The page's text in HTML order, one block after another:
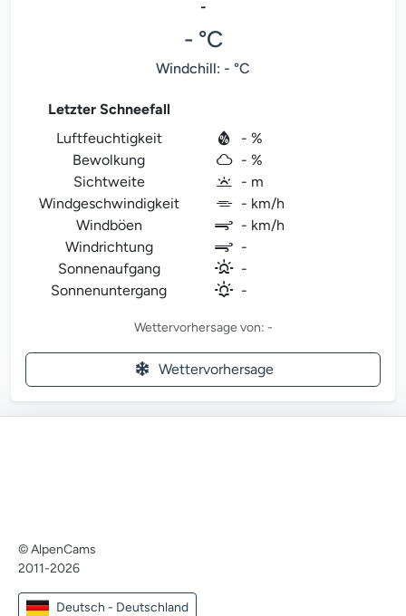
-
- °C
Windchill: - °C
Letzter Schneefall
Luftfeuchtigkeit
- %
Bewolkung
- %
Sichtweite
- m
Windgeschwindigkeit
- km/h
Windböen
- km/h
Windrichtung
-
Sonnenaufgang
-
Sonnenuntergang
-
Wettervorhersage von: -
Wettervorhersage
© AlpenCams
2011-2026
Deutsch - Deutschland